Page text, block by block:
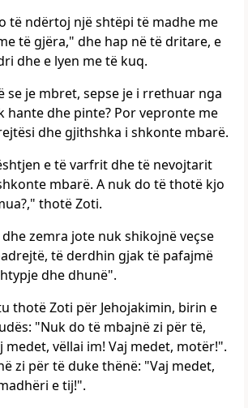
të ndërtoj një shtëpi të madhe me
të gjëra," dhe hap në të dritare, e
dhe e lyen me të kuq.
se je mbret, sepse je i rrethuar nga
hante dhe pinte? Por vepronte me
dhe gjithshka i shkonte mbarë.
e të varfrit dhe të nevojtarit
mbarë. A nuk do të thotë kjo
thotë Zoti.
zemra jote nuk shikojnë veçse
të derdhin gjak të pafajmë
dhe dhunë".
thotë Zoti për Jehojakimin, birin e
"Nuk do të mbajnë zi për të,
medet, vëllai im! Vaj medet, motër!".
zi për të duke thënë: "Vaj medet,
e tij!".